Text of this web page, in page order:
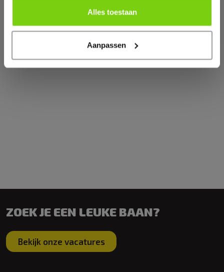
Alles toestaan
Aanpassen
ZOEK JE EEN LEUKE BAAN?
Bekijk onze vacatures